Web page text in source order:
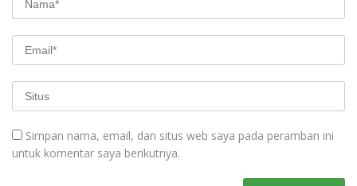
Simpan nama, email, dan situs web saya pada peramban ini
untuk komentar saya berikutnya.